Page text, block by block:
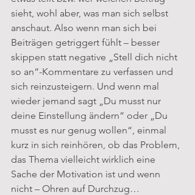
sieht, wohl aber, was man sich selbst
anschaut. Also wenn man sich bei
Beiträgen getriggert fühlt – besser
skippen statt negative „Stell dich nicht
so an“-Kommentare zu verfassen und
sich reinzusteigern. Und wenn mal
wieder jemand sagt „Du musst nur
deine Einstellung ändern“ oder „Du
musst es nur genug wollen“, einmal
kurz in sich reinhören, ob das Problem,
das Thema vielleicht wirklich eine
Sache der Motivation ist und wenn
nicht – Ohren auf Durchzug…